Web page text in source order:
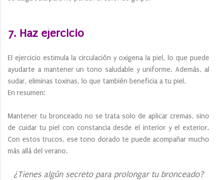
7. Haz ejercicio
El ejercicio estimula la circulación y oxigena la piel, lo que puede
ayudarte a mantener un tono saludable y uniforme. Además, al
sudar, eliminas toxinas, lo que también beneficia a tu piel.
En resumen:
Mantener tu bronceado no se trata solo de aplicar cremas, sino
de cuidar tu piel con constancia desde el interior y el exterior.
Con estos trucos, ese tono dorado te puede acompañar mucho
más allá del verano.
¿Tienes algún secreto para prolongar tu bronceado?